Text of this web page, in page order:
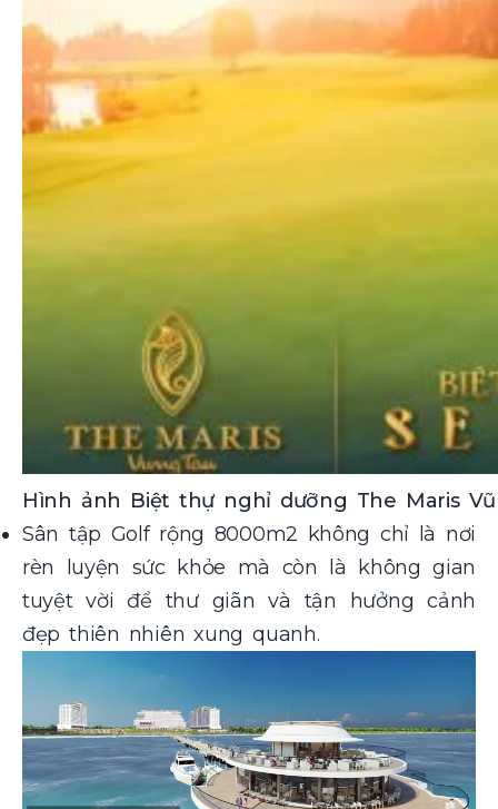
Hình ảnh Biệt thự nghỉ dưỡng The Maris
Sân tập Golf rộng 8000m2 không chỉ là nơi
rèn luyện sức khỏe mà còn là không gian
tuyệt vời để thư giãn và tận hưởng cảnh
đẹp thiên nhiên xung quanh.